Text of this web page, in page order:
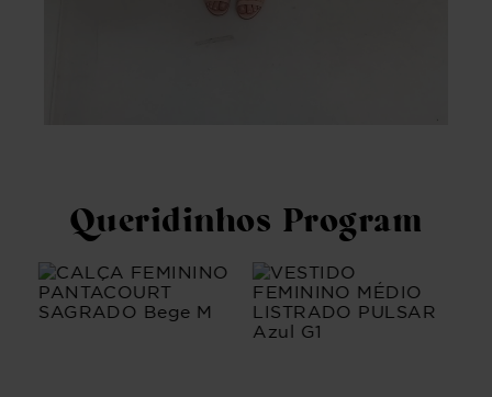
Queridinhos Program